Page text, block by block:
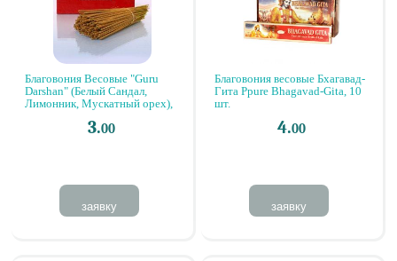
Благовония Весовые "Guru
Darshan" (Белый Сандал,
Лимонник, Мускатный орех),
3.00
заявку
Благовония весовые Бхагавад-
Гита Ppure Bhagavad-Gita, 10
шт.
4.00
заявку